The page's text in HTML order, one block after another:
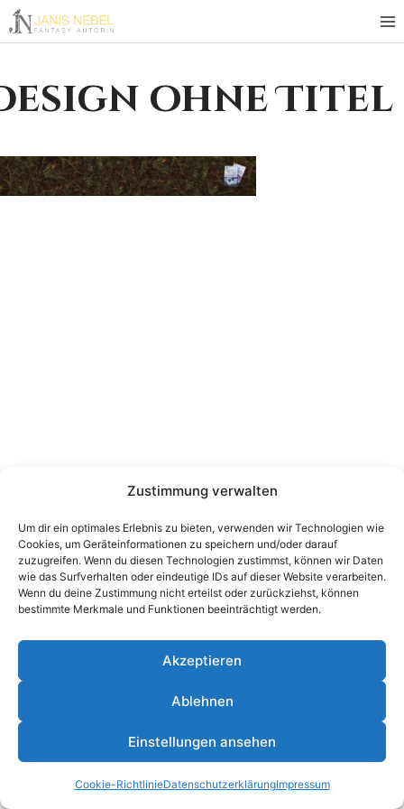
Zustimmung verwalten
Um dir ein optimales Erlebnis zu bieten, verwenden wir Technologien wie
Cookies, um Geräteinformationen zu speichern und/oder darauf
zuzugreifen. Wenn du diesen Technologien zustimmst, können wir Daten
wie das Surfverhalten oder eindeutige IDs auf dieser Website verarbeiten.
Wenn du deine Zustimmung nicht erteilst oder zurückziehst, können
bestimmte Merkmale und Funktionen beeinträchtigt werden.
Akzeptieren
Ablehnen
Einstellungen ansehen
Cookie-RichtlinieDatenschutzerklärungImpressum
Zum
Inhalt
ohne Titel
© 2026 Janis Nebel - WordPress Theme von
Kadence
WP